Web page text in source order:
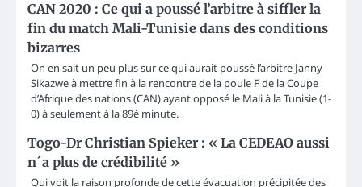
CAN 2020 : Ce qui a poussé l’arbitre à siffler la
fin du match Mali-Tunisie dans des conditions
bizarres
On en sait un peu plus sur ce qui aurait poussé l’arbitre Janny
Sikazwe à mettre fin à la rencontre de la poule F de la Coupe
d’Afrique des nations (CAN) ayant opposé le Mali à la Tunisie (1-
0) à seulement à la 89è minute.
Togo-Dr Christian Spieker : « La CEDEAO aussi
n´a plus de crédibilité »
Qui voit la raison profonde de cette évacuation précipitée des